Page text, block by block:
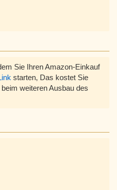
Sie Ihren Amazon-Einkauf
starten, Das kostet Sie
weiteren Ausbau des